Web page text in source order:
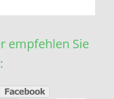
empfehlen Sie